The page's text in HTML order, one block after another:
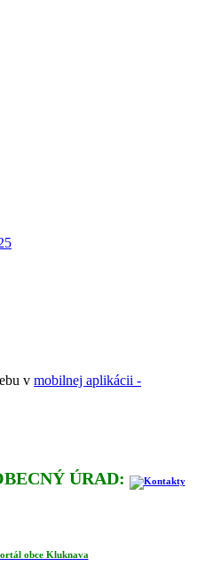
v mobilnej aplikácii -
ÚRAD:
obce Kluknava